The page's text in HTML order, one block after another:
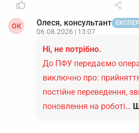
ОК Олеся, консультант
06.08.2026 | 13:07
Ні, не потрібно.
До ПФУ передаємо
виключно про:
постійне переведення,
поновлення на роботі…